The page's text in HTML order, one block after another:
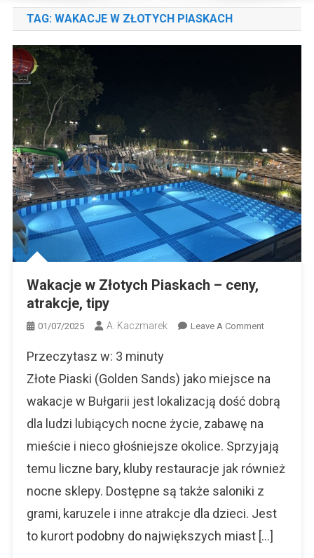
TAG: WAKACJE W ZŁOTYCH PIASKACH
Wakacje w Złotych Piaskach – ceny,
atrakcje, tipy
01/07/2025 A. Kaczmarek Leave A CommentOn
Złotych
–
Tipy
Przeczytasz w: 3 minuty
Złote Piaski (Golden Sands) jako miejsce na
wakacje w Bułgarii jest lokalizacją dość dobrą
dla ludzi lubiących nocne życie, zabawę na
mieście i nieco głośniejsze okolice. Sprzyjają
temu liczne bary, kluby restauracje jak również
nocne sklepy. Dostępne są także saloniki z
grami, karuzele i inne atrakcje dla dzieci. Jest
to kurort podobny do największych miast […]